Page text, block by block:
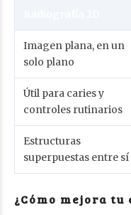
Imagen plana, en un
solo plano
Útil para caries y
controles rutinarios
Estructuras
superpuestas entre sí
¿Cómo mejora